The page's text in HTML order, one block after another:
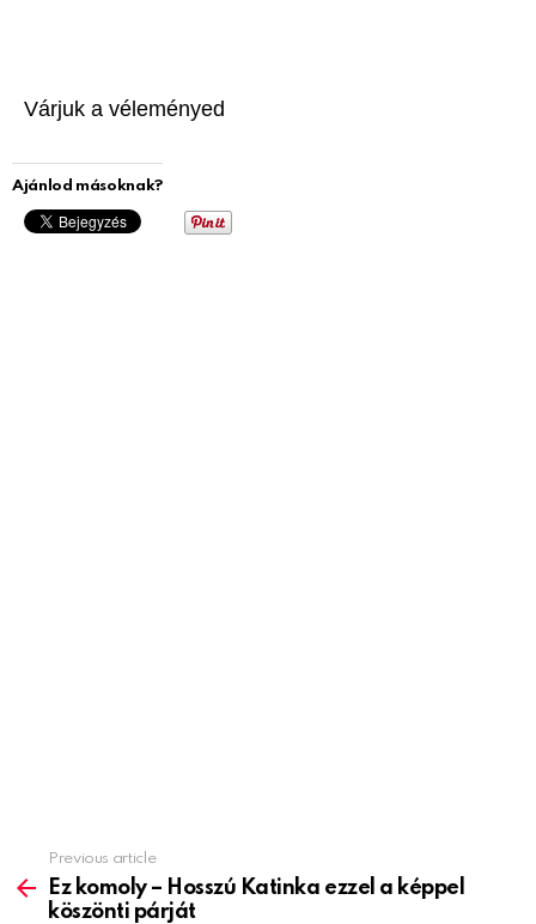
Várjuk a véleményed
Ajánlod másoknak?
more
Previous article
Ez komoly – Hosszú Katinka ezzel a képpel
köszönti párját